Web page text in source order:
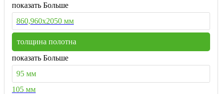
показать Больше
860,960х2050 мм
толщина полотна
показать Больше
95 мм
105 мм